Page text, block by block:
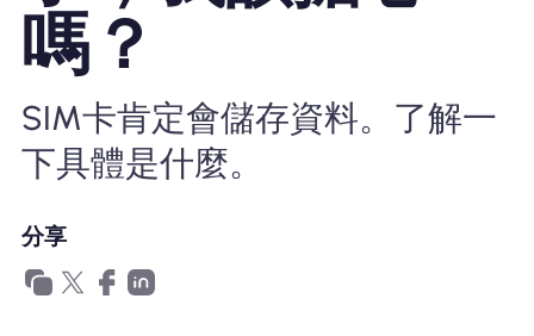
為什麼選擇Nomad eSIM
使用 eSIM
企業用戶
嗎？
SIM卡肯定會儲存資料。了解一
下具體是什麼。
分享